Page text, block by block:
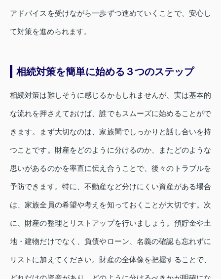
アドバイスを受けながら一歩ずつ進めていくことで、安心し
て対策を進められます。
相続対策を簡単に始める３つのステップ
相続対策は難しそうに感じるかもしれませんが、実は基本的
な流れを押さえておけば、誰でもスムーズに始めることがで
きます。まず大切なのは、家族間でしっかりと話し合いを持
つことです。財産をどのように分けるのか、またどのような
思いがあるのかを率直に伝え合うことで、後々のトラブルを
予防できます。特に、不動産など分けにくい資産がある場合
は、家族全員の希望や考えを知っておくことが大切です。次
に、財産の整理とリストアップを行いましょう。預貯金や土
地・建物だけでなく、負債やローン、名義の確認も忘れずに
リストに加えてください。財産の全体像を把握することで、